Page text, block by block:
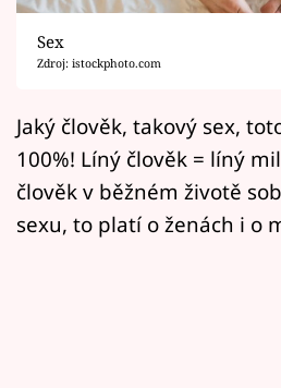
Filmový festival
Pořady
Mámy sobě
Přihlášení
Sex
Zdroj: istockphoto.com
Jaký člověk, takový sex,
100%! Líný člověk = líný
člověk v běžném životě
sexu, to platí o ženách i o